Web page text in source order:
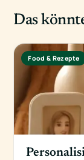
Das
Food & Rezepte